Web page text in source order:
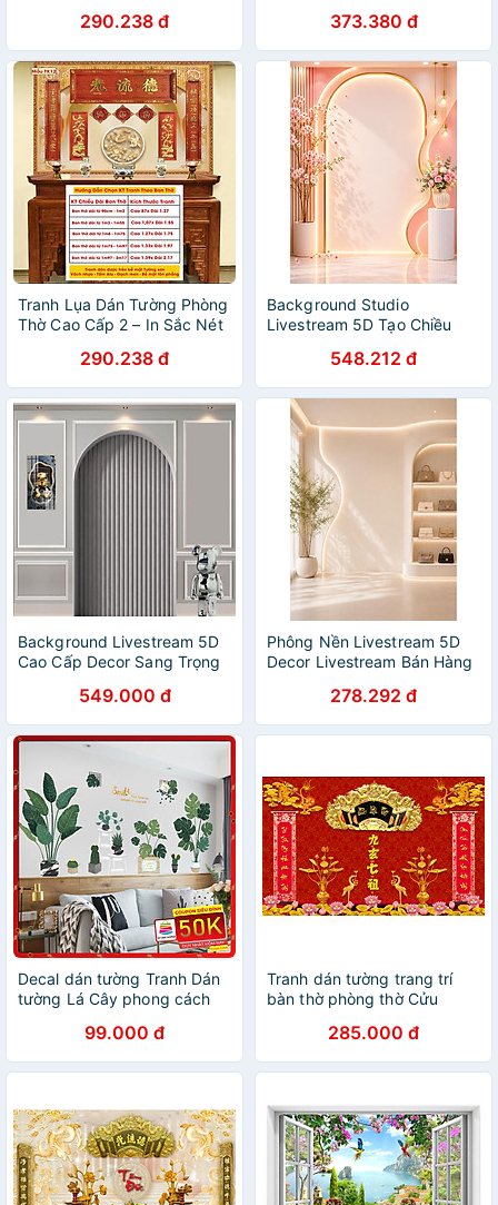
Xưởng - Mẫu 1C
290.238 đ
Xưởng - Mẫu 4C-5
373.380 đ
Tranh Lụa Dán Tường Phòng
Thờ Cao Cấp 2 – In Sắc Nét
Xưởng - Mẫu TK12
290.238 đ
Background Studio
Livestream 5D Tạo Chiều
Video - LPT 9548.212 đ
Background Livestream 5D
Cao Cấp Decor Sang Trọng
549.000 đ
Phông Nền Livestream 5D
Decor Livestream Bán Hàng
278.292 đ
Decal dán tường Tranh Dán
tường Lá Cây phong cách
99.000 đ
Tranh dán tường trang trí
bàn thờ phòng thờ Cửu
nhiều kích thước
285.000 đ